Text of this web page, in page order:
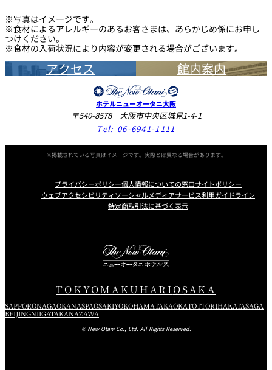
※写真はイメージです。
※食材によるアレルギーのあるお客さまは、あらかじめ係にお申し
つけください。
※食材の入荷状況により内容が変更される場合がございます。
アクセス 館内案内
ホテルニューオータニ大阪
〒540-8578 大阪市中央区城見1-4-1
Tel: 06-6941-1111
※掲載されている写真はイメージです。実際とは異なる場合があります。
プライバシーポリシー個人情報についての窓口サイトポリシー
ウェブアクセシビリティソーシャルメディアサービス利用ガイドライン
特定商取引法に基づく表示
TOKYOMAKUHARIOSAKA
SAPPORONAGAOKANASPAOSAKIYOKOHAMATAKAOKATOTTORIHAKATASAGA
BEIJINGNIIGATAKANAZAWA
© New Otani Co., Ltd. All Rights Reserved.